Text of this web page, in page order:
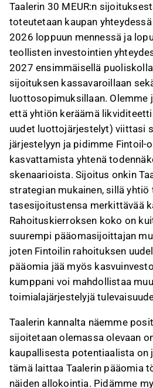
Taalerin 30 MEUR:n
toteutetaan kaupan
2026 loppuun mennessä ja
teollisten investointien
2027 ensimmäisellä
sijoituksen kassavaroillaan
luottosopimuksillaan. Olemme
että yhtiön keräämä
uudet luottojärjestelyt) viittasi
järjestelyyn ja pidimme Fintoil-
kasvattamista yhtenä
skenaarioista. Sijoitus onkin
strategian mukainen, sillä
tasesijoitustensa merkittävää
Rahoituskierroksen koko on
suurempi pääomasijoittajan
joten Fintoilin rahoituksen
pääomia jää myös
kumppani voi mahdollistaa
toimialajärjestelyjä
Taalerin kannalta näemme
sijoitetaan olemassa olevaan
kaupallisesta potentiaalista on
tämä laittaa Taalerin pääomia
näiden allokointia. Pidämme